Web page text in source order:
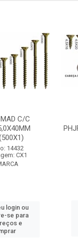
C/C
14432
CX1
login ou
se para
e